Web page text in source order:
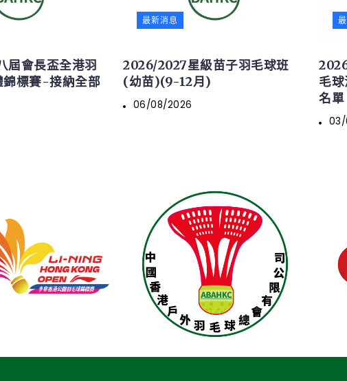
屆會長盃全港羽
錦標賽-接納全部
最新消息
2026/2027星級苗子羽毛球班
(幼苗)(9-12月)
06/08/2026
毛
名單